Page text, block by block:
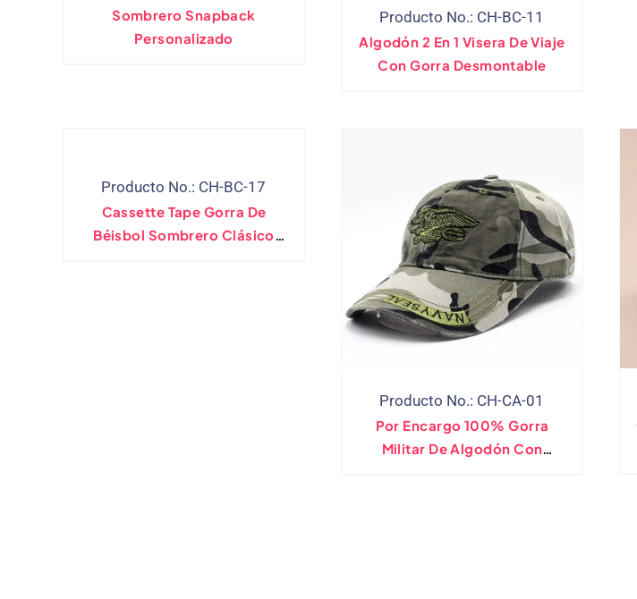
Sombrero Snapback
Personalizado
Producto No.: CH-BC-11
Algodón 2 En 1 Visera De Viaje
Con Gorra Desmontable
Producto No.: CH-BC-17
Cassette Tape Gorra De
Béisbol Sombrero Clásico
Producto No.: CH-CA-01
Por Encargo 100% Gorra
Militar De Algodón Con